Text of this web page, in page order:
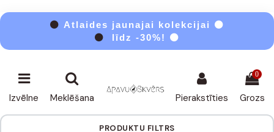
⚫ Atlaides jaunajai kolekcijai ⚫
⚫
līdz -30%! ⚫
Izvēlne Meklēšana Pierakstīties
0
Grozs
PRODUKTU FILTRS